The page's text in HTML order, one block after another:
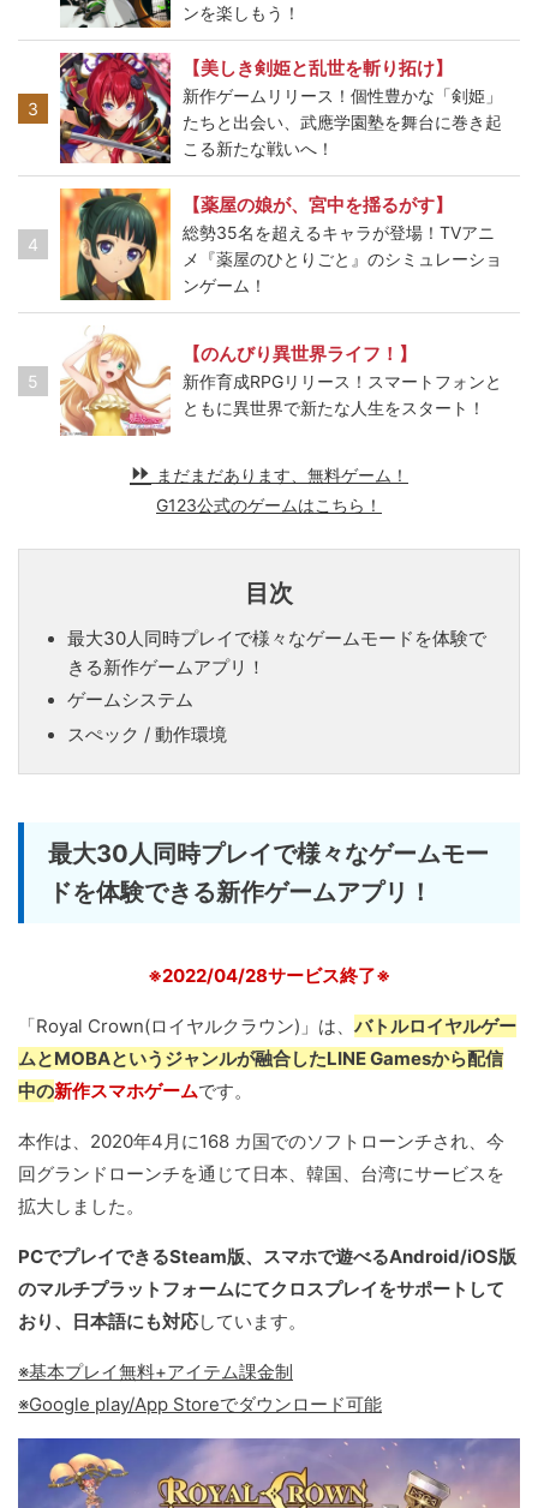
ンを楽しもう！
3
【美しき剣姫と乱世を斬り拓け】
新作ゲームリリース！個性豊かな「剣姫」
たちと出会い、武應学園塾を舞台に巻き起
こる新たな戦いへ！
4
【薬屋の娘が、宮中を揺るがす】
総勢35名を超えるキャラが登場！TVアニ
メ『薬屋のひとりごと』のシミュレーショ
ンゲーム！
5
【のんびり異世界ライフ！】
新作育成RPGリリース！スマートフォンと
ともに異世界で新たな人生をスタート！
まだまだあります、無料ゲーム！
G123公式のゲームはこちら！
目次
最大30人同時プレイで様々なゲームモードを体験で
きる新作ゲームアプリ！
ゲームシステム
スぺック / 動作環境
最大30人同時プレイで様々なゲームモー
ドを体験できる新作ゲームアプリ！
※2022/04/28サービス終了※
「Royal Crown(ロイヤルクラウン)」は、 バトルロイヤルゲー
ムとMOBAというジャンルが融合したLINE Gamesから配信
中の新作スマホゲームです。
本作は、2020年4月に168 カ国でのソフトローンチされ、今
回グランドローンチを通じて日本、韓国、台湾にサービスを
拡大しました。
PCでプレイできるSteam版、スマホで遊べるAndroid/iOS版
のマルチプラットフォームにてクロスプレイをサポートして
おり、日本語にも対応しています。
※基本プレイ無料+アイテム課金制
※Google play/App Storeでダウンロード可能